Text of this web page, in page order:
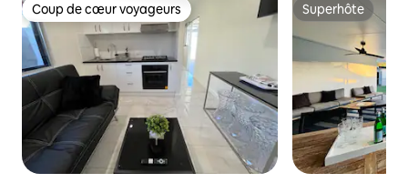
Coup de cœur voyageurs
Coup de cœur voyageurs Superhôte
Superhôte